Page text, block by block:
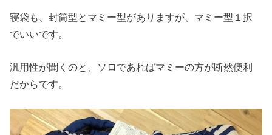
寝袋も、封筒型とマミー型がありますが、マミー型１択
でいいです。
汎用性が聞くのと、ソロであればマミーの方が断然便利
だからです。